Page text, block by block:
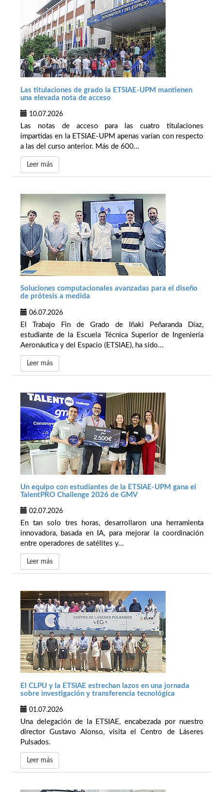
Las titulaciones de grado la ETSIAE-UPM mantienen
una elevada nota de acceso
10.07.2026
Las notas de acceso para las cuatro titulaciones
impartidas en la ETSIAE-UPM apenas varían con respecto
a las del curso anterior. Más de 600...
Leer más
Soluciones computacionales avanzadas para el diseño
de prótesis a medida
06.07.2026
El Trabajo Fin de Grado de Iñaki Peñaranda Díaz,
estudiante de la Escuela Técnica Superior de Ingeniería
Aeronáutica y del Espacio (ETSIAE), ha sido...
Leer más
Un equipo con estudiantes de la ETSIAE-UPM gana el
TalentPRO Challenge 2026 de GMV
02.07.2026
En tan solo tres horas, desarrollaron una herramienta
innovadora, basada en IA, para mejorar la coordinación
entre operadores de satélites y...
Leer más
El CLPU y la ETSIAE estrechan lazos en una jornada
sobre investigación y transferencia tecnológica
01.07.2026
Una delegación de la ETSIAE, encabezada por nuestro
director Gustavo Alonso, visita el Centro de Láseres
Pulsados.
Leer más